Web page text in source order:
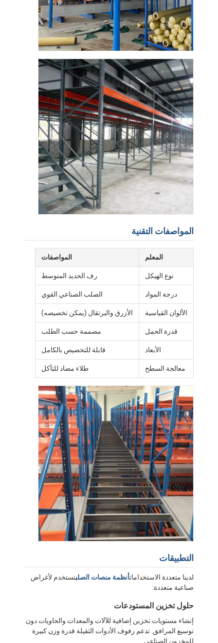
منصات ألومنيوم
صندوق المواد المعدنية
قفصات الأسلاك
المواصفات التقنية
المعلم المواصفات
نوع الهيكل رف الحديد المتوسط
درجة المواد الصلب الصناعي القوي
الألوان القياسية الأزرق والبرتقال (يمكن تخصيصه)
قدرة الحمل مصممة حسب الطلب
الأبعاد قابلة للتخصيص بالكامل
معالجة السطح طلاء مضاد للتآكل
التطبيقات
لدينا متعددة الاستخداماتأنظمة منصات الصلبتستخدم لأغراض
صناعية متعددة:
حلول تخزين المستودعات
إنشاء مستويات تخزين إضافية للآلات والمعدات والحاويات دون
توسيع المرافق. تدعم رفوف الأدوات الثقيلة قدرة وزن كبيرة
للمخزون الصناعي.